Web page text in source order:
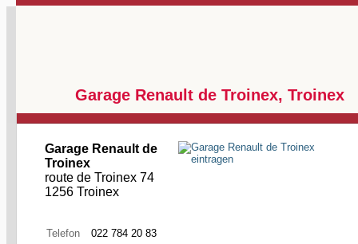
Garage Renault de Troinex, Troinex
Garage Renault de
Troinex
route de Troinex 74
1256 Troinex
Telefon
022 784 20 83